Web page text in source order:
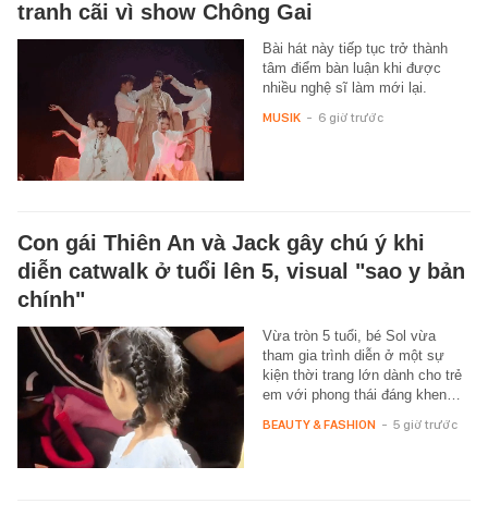
tranh cãi vì show Chông Gai
Bài hát này tiếp tục trở thành
tâm điểm bàn luận khi được
nhiều nghệ sĩ làm mới lại.
MUSIK - 6 giờ trước
Con gái Thiên An và Jack gây chú ý khi
diễn catwalk ở tuổi lên 5, visual "sao y bản
chính"
Vừa tròn 5 tuổi, bé Sol vừa
tham gia trình diễn ở một sự
kiện thời trang lớn dành cho trẻ
em với phong thái đáng khen…
BEAUTY & FASHION - 5 giờ trước